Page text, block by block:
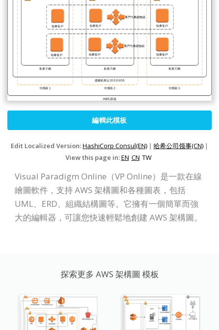
編輯此模板
Edit Localized Version:HashiCorp Consul(EN) | 哈希公司领事(CN) |
View this page in:EN CN TW
Visual Paradigm Online（VP Online）是一款在線
繪圖軟件，支持 AWS 架構圖和各種圖表，包括
UML、ERD、組織結構圖等。它擁有一個簡單而強
大的編輯器，可讓您快速輕鬆地創建 AWS 架構圖。
探索更多 AWS 架構圖 模板